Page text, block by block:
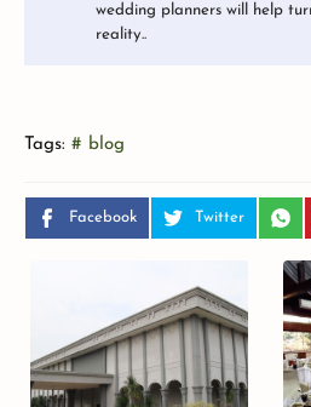
wedding planners will help
reality..
Tags: # blog
Facebook Twitter